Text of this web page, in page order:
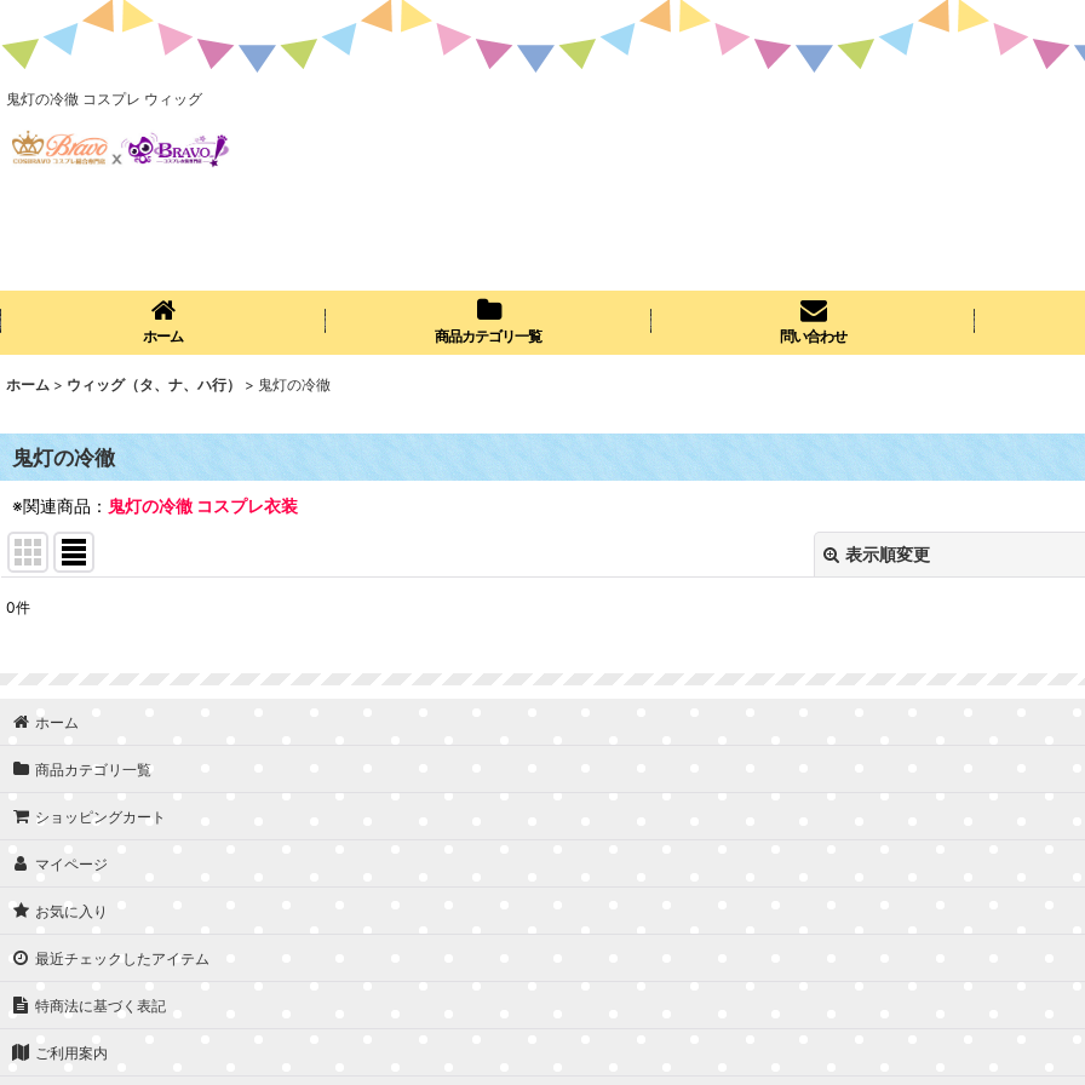
鬼灯の冷徹 コスプレ ウィッグ
ホーム 商品カテゴリ一覧 問い合わせ
ホーム > ウィッグ（タ、ナ、ハ行） > 鬼灯の冷徹
鬼灯の冷徹
※関連商品： 鬼灯の冷徹 コスプレ衣装
表示順変更
0件
ホーム
商品カテゴリ一覧
ショッピングカート
マイページ
お気に入り
最近チェックしたアイテム
特商法に基づく表記
ご利用案内